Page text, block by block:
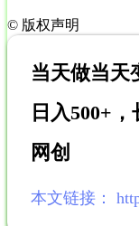
© 版权声明
当天做当天
日入500+
网创
本文链接：